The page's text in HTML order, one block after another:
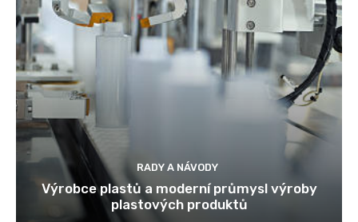
RADY A NÁVODY
Výrobce plastů a moderní průmysl výroby
plastových produktů